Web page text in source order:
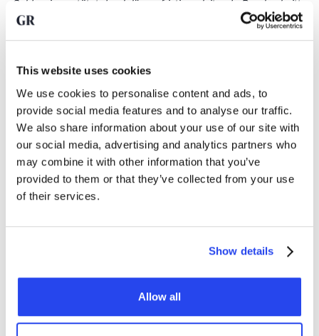
This website uses cookies
We use cookies to personalise content and ads, to
provide social media features and to analyse our traffic.
We also share information about your use of our site with
our social media, advertising and analytics partners who
may combine it with other information that you’ve
provided to them or that they’ve collected from your use
of their services.
Show details
Allow all
Goldpreis gestützt durch längerfristige gleitende Durchschnitte.
findet, wie wir es im März und Mai beobachtet haben, gibt
es zu wenig Belege, um das Ende des Bullenmarktes
auszurufen. Gleichzeitig lässt sich nicht leugnen, dass eine
wichtige Phase für Gold bevorsteht.
Der Preis bewegt sich in einem immer enger werdenden
Bereich und scheint auf einen Entscheidungspunkt
zuzusteuern. Vieles wird dabei von den Entwicklungen rund
um den Iran und die Straße von Hormus abhängen, die einen
Dennoch behauptet sich Gold angesichts der Umstände
Auswirkungen des Irankrieges muss der Markt schließlich
auch mit der enormen Aufmerksamkeit umgehen, die derzeit